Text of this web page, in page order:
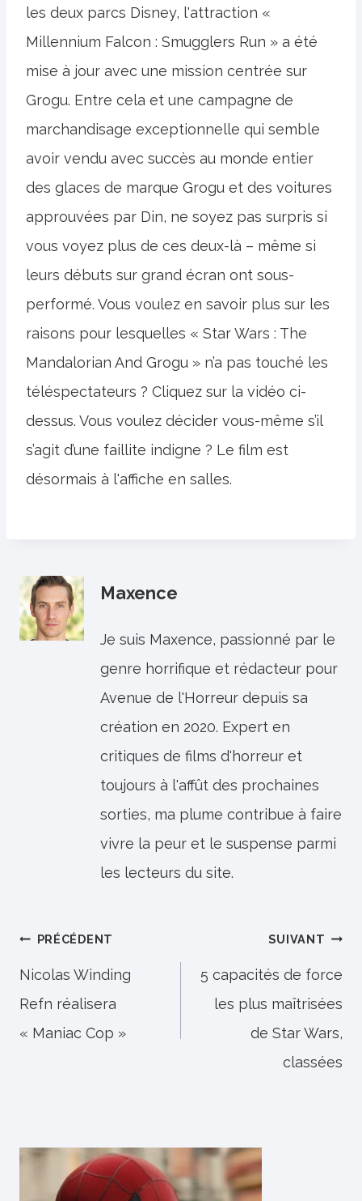
les deux parcs Disney, l'attraction «
Millennium Falcon : Smugglers Run » a été
mise à jour avec une mission centrée sur
Grogu. Entre cela et une campagne de
marchandisage exceptionnelle qui semble
avoir vendu avec succès au monde entier
des glaces de marque Grogu et des voitures
approuvées par Din, ne soyez pas surpris si
vous voyez plus de ces deux-là – même si
leurs débuts sur grand écran ont sous-
performé. Vous voulez en savoir plus sur les
raisons pour lesquelles « Star Wars : The
Mandalorian And Grogu » n’a pas touché les
téléspectateurs ? Cliquez sur la vidéo ci-
dessus. Vous voulez décider vous-même s’il
s’agit d’une faillite indigne ? Le film est
désormais à l'affiche en salles.
Maxence
Je suis Maxence, passionné par le
genre horrifique et rédacteur pour
Avenue de l'Horreur depuis sa
création en 2020. Expert en
critiques de films d'horreur et
toujours à l'affût des prochaines
sorties, ma plume contribue à faire
vivre la peur et le suspense parmi
les lecteurs du site.
Navigation
de
l’article
PRÉCÉDENT
Nicolas Winding
Refn réalisera
« Maniac Cop »
SUIVANT
5 capacités de force
les plus maîtrisées
de Star Wars,
classées